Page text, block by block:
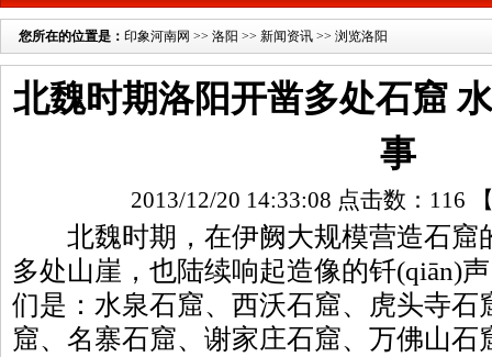
您所在的位置是： 印象河南网 >> 洛阳 >> 新闻资讯 >> 浏览洛阳
北魏时期洛阳开凿多处石窟
事
2013/12/20 14:33:08 点击数： 116
北魏时期，在伊阙大规模营造石窟
多处山崖，也陆续响起造像的钎(qiān)
们是：水泉石窟、西沃石窟、虎头寺石
窟、名寨石窟、谢家庄石窟、万佛山